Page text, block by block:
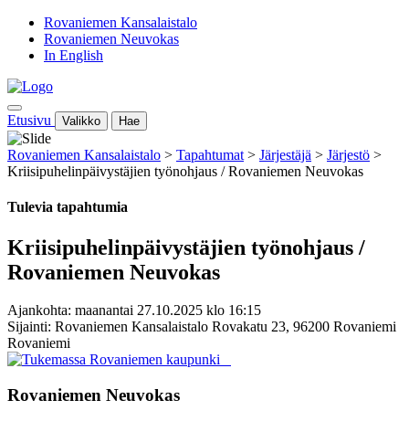
Rovaniemen Kansalaistalo
Rovaniemen Neuvokas
In English
Etusivu Valikko Hae
Rovaniemen Kansalaistalo > Tapahtumat > Järjestäjä > Järjestö >
Kriisipuhelinpäivystäjien työnohjaus / Rovaniemen Neuvokas
Tulevia tapahtumia
Kriisipuhelinpäivystäjien työnohjaus /
Rovaniemen Neuvokas
Ajankohta: maanantai 27.10.2025 klo 16:15
Sijainti: Rovaniemen Kansalaistalo Rovakatu 23, 96200 Rovaniemi
Rovaniemi
Rovaniemen Neuvokas